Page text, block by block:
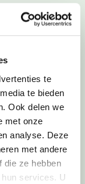
te
te bieden
Ook delen we
met onze
analyse. Deze
met andere
die ze hebben
services. U
informatie?
naar
-301 52 62.
PEKELA